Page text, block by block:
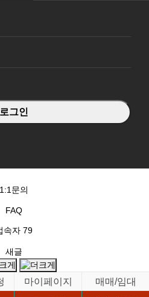
1:1문의
FAQ
속자 79
새글
마이페이지
매매/임대